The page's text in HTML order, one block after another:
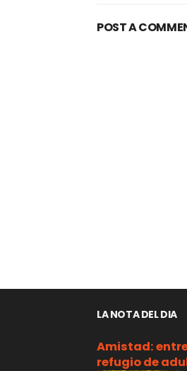
POST A
LA NOTA DEL DIA
Amistad:
refugio de